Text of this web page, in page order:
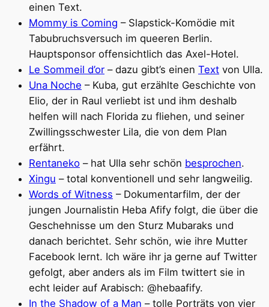
einen Text.
Mommy is Coming – Slapstick-Komödie mit
Tabubruchsversuch im queeren Berlin.
Hauptsponsor offensichtlich das Axel-Hotel.
Le Sommeil d’or – dazu gibt’s einen Text von Ulla.
Una Noche – Kuba, gut erzählte Geschichte von
Elio, der in Raul verliebt ist und ihm deshalb
helfen will nach Florida zu fliehen, und seiner
Zwillingsschwester Lila, die von dem Plan
erfährt.
Rentaneko – hat Ulla sehr schön besprochen.
Xingu – total konventionell und sehr langweilig.
Words of Witness – Dokumentarfilm, der der
jungen Journalistin Heba Afify folgt, die über die
Geschehnisse um den Sturz Mubaraks und
danach berichtet. Sehr schön, wie ihre Mutter
Facebook lernt. Ich wäre ihr ja gerne auf Twitter
gefolgt, aber anders als im Film twittert sie in
echt leider auf Arabisch: @hebaafify.
In the Shadow of a Man – tolle Porträts von vier